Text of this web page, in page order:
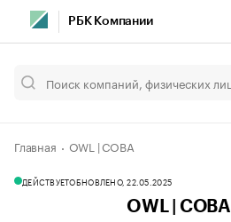
РБК Компании
Главная OWL | СОВА
ДЕЙСТВУЕТОБНОВЛЕНО, 22.05.2025
OWL | СОВА